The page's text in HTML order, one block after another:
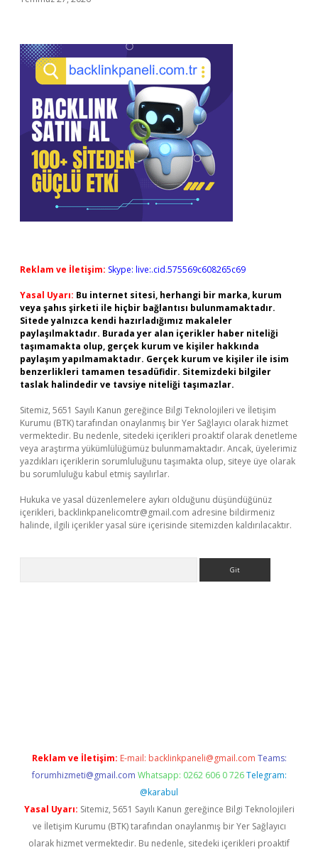
Reklam ve İletişim: Skype: live:.cid.575569c608265c69
Yasal Uyarı: Bu internet sitesi, herhangi bir marka, kurum
veya şahıs şirketi ile hiçbir bağlantısı bulunmamaktadır.
Sitede yalnızca kendi hazırladığımız makaleler
paylaşılmaktadır. Burada yer alan içerikler haber niteliği
taşımamakta olup, gerçek kurum ve kişiler hakkında
paylaşım yapılmamaktadır. Gerçek kurum ve kişiler ile isim
benzerlikleri tamamen tesadüfidir. Sitemizdeki bilgiler
taslak halindedir ve tavsiye niteliği taşımazlar.
Sitemiz, 5651 Sayılı Kanun gereğince Bilgi Teknolojileri ve İletişim
Kurumu (BTK) tarafından onaylanmış bir Yer Sağlayıcı olarak hizmet
vermektedir. Bu nedenle, sitedeki içerikleri proaktif olarak denetleme
veya araştırma yükümlülüğümüz bulunmamaktadır. Ancak, üyelerimiz
yazdıkları içeriklerin sorumluluğunu taşımakta olup, siteye üye olarak
bu sorumluluğu kabul etmiş sayılırlar.
Hukuka ve yasal düzenlemelere aykırı olduğunu düşündüğünüz
içerikleri, backlinkpanelicomtr@gmail.com adresine bildirmeniz
halinde, ilgili içerikler yasal süre içerisinde sitemizden kaldırılacaktır.
Reklam ve İletişim: E-mail: backlinkpaneli@gmail.com Teams:
forumhizmeti@gmail.com Whatsapp: 0262 606 0 726 Telegram:
@karabul
Yasal Uyarı: Sitemiz, 5651 Sayılı Kanun gereğince Bilgi Teknolojileri
ve İletişim Kurumu (BTK) tarafından onaylanmış bir Yer Sağlayıcı
olarak hizmet vermektedir. Bu nedenle, sitedeki içerikleri proaktif